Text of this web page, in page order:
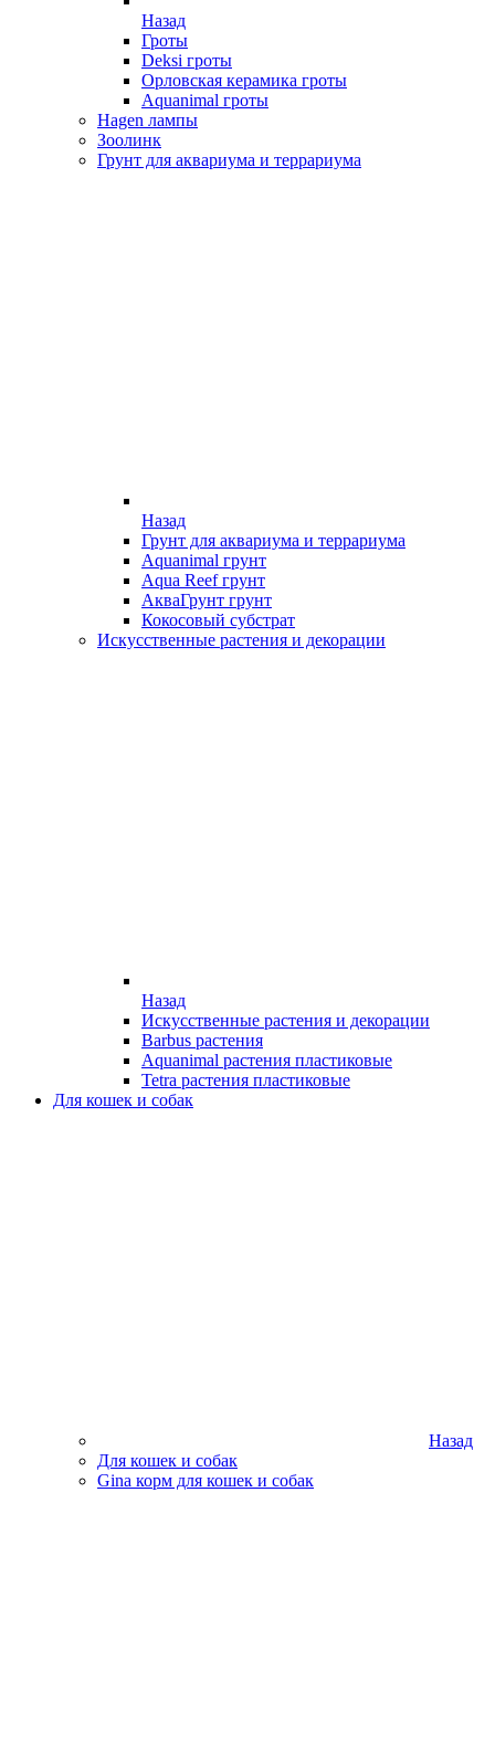
Назад
Гроты
Deksi гроты
Орловская керамика гроты
Aquanimal гроты
Hagen лампы
Зоолинк
Грунт для аквариума и террариума
Назад
Грунт для аквариума и террариума
Aquanimal грунт
Aqua Reef грунт
АкваГрунт грунт
Кокосовый субстрат
Искусственные растения и декорации
Назад
Искусственные растения и декорации
Barbus растения
Aquanimal растения пластиковые
Tetra растения пластиковые
Для кошек и собак
Назад
Для кошек и собак
Gina корм для кошек и собак